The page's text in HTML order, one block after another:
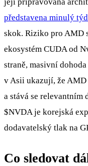
představena minulý
skok. Riziko pro AMD
ekosystém CUDA od
straně, masivní
v Asii ukazují, že
a stává se relevantním
$NVDA je korejská
dodavatelský tlak na
Co sledovat